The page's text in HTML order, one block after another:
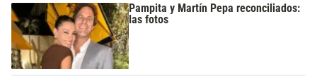
Pampita y Martín Pepa reconciliados:
las fotos